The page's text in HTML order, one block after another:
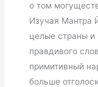
о том
Изучая Мантра
целые страны и
правдивого
примитивный
больше